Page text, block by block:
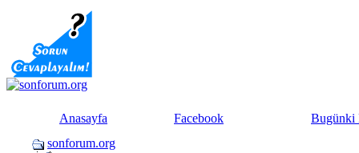
Anasayfa Facebook
Bugünki
sonforum.org